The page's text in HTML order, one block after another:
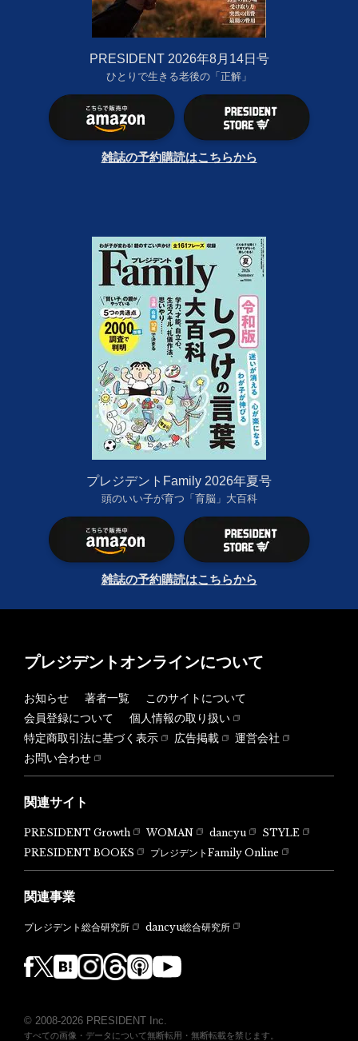
PRESIDENT 2026年8月14日号
ひとりで生きる老後の「正解」
雑誌の予約購読はこちらから
プレジデントFamily 2026年夏号
頭のいい子が育つ「育脳」大百科
雑誌の予約購読はこちらから
プレジデントオンラインについて
お知らせ 著者一覧
このサイトについて
会員登録について
個人情報の取り扱い
特定商取引法に基づく表示
広告掲載
運営会社
お問い合わせ
関連サイト
PRESIDENT Growth WOMAN dancyu
STYLE
PRESIDENT BOOKS
プレジデントFamily Online
関連事業
プレジデント総合研究所 dancyu総合研究所
© 2008-2026 PRESIDENT Inc.
すべての画像・データについて無断転用・無断転載を禁じます。